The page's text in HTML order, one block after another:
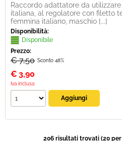
Raccordo adattatore da
italiana, al regolatore con filetto
femmina italiano, maschio [...]
Disponibilità:
Disponibile
Prezzo:
€ 7,50 Sconto 48%
€ 3,90
Iva inclusa
206 risultati trovati (20